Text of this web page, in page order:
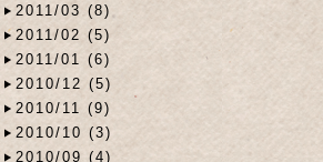
2011/03 (8)
2011/02 (5)
2011/01 (6)
2010/12 (5)
2010/11 (9)
2010/10 (3)
2010/09 (4)